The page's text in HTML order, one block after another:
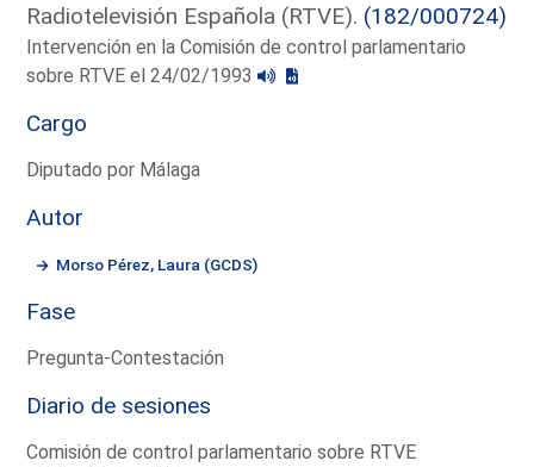
Radiotelevisión Española (RTVE). (182/000724)
Intervención en la Comisión de control parlamentario
sobre RTVE el 24/02/1993
Cargo
Diputado por Málaga
Autor
Morso Pérez, Laura (GCDS)
Fase
Pregunta-Contestación
Diario de sesiones
Comisión de control parlamentario sobre RTVE